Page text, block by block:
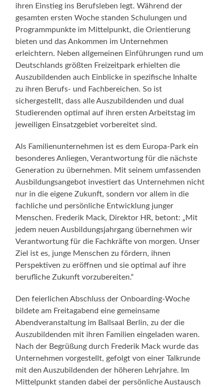
ihren Einstieg ins Berufsleben legt. Während der
gesamten ersten Woche standen Schulungen und
Programmpunkte im Mittelpunkt, die Orientierung
bieten und das Ankommen im Unternehmen
erleichtern. Neben allgemeinen Einführungen rund um
Deutschlands größten Freizeitpark erhielten die
Auszubildenden auch Einblicke in spezifische Inhalte
zu ihren Berufs- und Fachbereichen. So ist
sichergestellt, dass alle Auszubildenden und dual
Studierenden optimal auf ihren ersten Arbeitstag im
jeweiligen Einsatzgebiet vorbereitet sind.
Als Familienunternehmen ist es dem Europa-Park ein
besonderes Anliegen, Verantwortung für die nächste
Generation zu übernehmen. Mit seinem umfassenden
Ausbildungsangebot investiert das Unternehmen nicht
nur in die eigene Zukunft, sondern vor allem in die
fachliche und persönliche Entwicklung junger
Menschen. Frederik Mack, Direktor HR, betont: „Mit
jedem neuen Ausbildungsjahrgang übernehmen wir
Verantwortung für die Fachkräfte von morgen. Unser
Ziel ist es, junge Menschen zu fördern, ihnen
Perspektiven zu eröffnen und sie optimal auf ihre
berufliche Zukunft vorzubereiten.“
Den feierlichen Abschluss der Onboarding-Woche
bildete am Freitagabend eine gemeinsame
Abendveranstaltung im Ballsaal Berlin, zu der die
Auszubildenden mit ihren Familien eingeladen waren.
Nach der Begrüßung durch Frederik Mack wurde das
Unternehmen vorgestellt, gefolgt von einer Talkrunde
mit den Auszubildenden der höheren Lehrjahre. Im
Mittelpunkt standen dabei der persönliche Austausch